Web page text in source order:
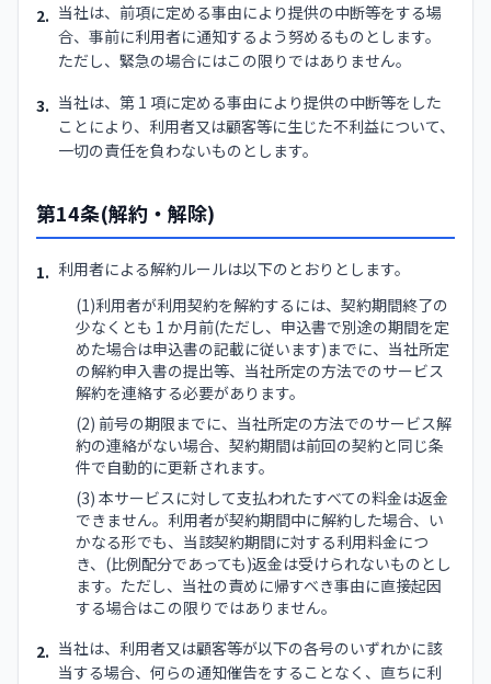
2. 当社は、前項に定める事由により提供の中断等をする場
合、事前に利用者に通知するよう努めるものとします。
ただし、緊急の場合にはこの限りではありません。
3. 当社は、第 1 項に定める事由により提供の中断等をした
ことにより、利用者又は顧客等に生じた不利益について、
一切の責任を負わないものとします。
第14条(解約・解除)
1. 利用者による解約ルールは以下のとおりとします。
(1)利用者が利用契約を解約するには、契約期間終了の
少なくとも 1 か月前(ただし、申込書で別途の期間を定
めた場合は申込書の記載に従います)までに、当社所定
の解約申入書の提出等、当社所定の方法でのサービス
解約を連絡する必要があります。
(2) 前号の期限までに、当社所定の方法でのサービス解
約の連絡がない場合、契約期間は前回の契約と同じ条
件で自動的に更新されます。
(3) 本サービスに対して支払われたすべての料金は返金
できません。利用者が契約期間中に解約した場合、い
かなる形でも、当該契約期間に対する利用料金につ
き、(比例配分であっても)返金は受けられないものとし
ます。ただし、当社の責めに帰すべき事由に直接起因
する場合はこの限りではありません。
2. 当社は、利用者又は顧客等が以下の各号のいずれかに該
当する場合、何らの通知催告をすることなく、直ちに利